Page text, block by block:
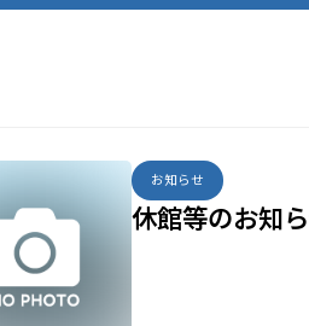
休館等のお知
お知らせ